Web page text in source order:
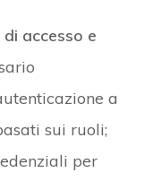
accesso e
a
sui ruoli;
per